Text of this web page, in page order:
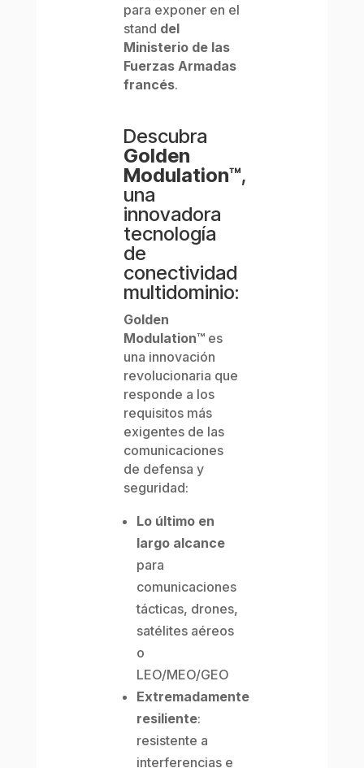
para exponer en el
stand del
Ministerio de las
Fuerzas Armadas
francés.
Descubra
Golden
Modulation™,
una
innovadora
tecnología
de
conectividad
multidominio:
Golden
Modulation™ es
una innovación
revolucionaria que
responde a los
requisitos más
exigentes de las
comunicaciones
de defensa y
seguridad:
Lo último en
largo alcance
para
comunicaciones
tácticas, drones,
satélites aéreos
o
LEO/MEO/GEO
Extremadamente
resiliente:
resistente a
interferencias e